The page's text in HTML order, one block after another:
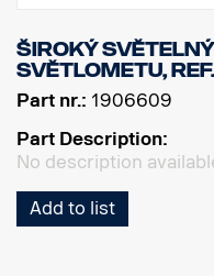
Široký
světlometu, Ref.
Part nr.: 1906609
Part Description:
No description
Add to list